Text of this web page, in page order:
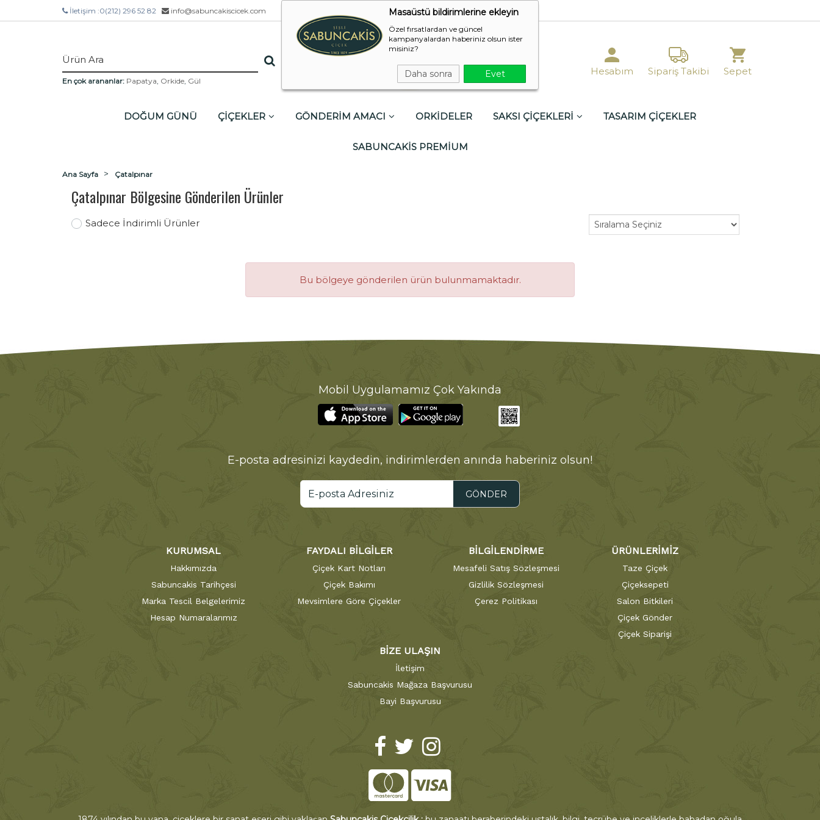
Masaüstü bildirimlerine ekleyin
Özel fırsatlardan ve güncel
kampanyalardan haberiniz olsun ister
misiniz?
Daha sonra Evet
İletişim :0(212) 296 52 82 info@sabuncakiscicek.com
En çok arananlar: Papatya, Orkide, Gül
Hesabım Sipariş Takibi Sepet
DOĞUM GÜNÜ ÇİÇEKLER GÖNDERİM AMACI ORKİDELER SAKSI ÇİÇEKLERİ TASARIM ÇİÇEKLER
SABUNCAKİS PREMİUM
Ana Sayfa Çatalpınar
Çatalpınar Bölgesine Gönderilen Ürünler
Sadece İndirimli Ürünler
Bu bölgeye gönderilen ürün bulunmamaktadır.
Mobil Uygulamamız Çok Yakında
E-posta adresinizi kaydedin, indirimlerden anında haberiniz olsun!
GÖNDER
KURUMSAL
Hakkımızda
Sabuncakis Tarihçesi
Marka Tescil Belgelerimiz
Hesap Numaralarımız
FAYDALI BİLGİLER
Çiçek Kart Notları
Çiçek Bakımı
Mevsimlere Göre Çiçekler
BİLGİLENDİRME
Mesafeli Satış Sözleşmesi
Gizlilik Sözleşmesi
Çerez Politikası
ÜRÜNLERİMİZ
Taze Çiçek
Çiçeksepeti
Salon Bitkileri
Çiçek Gönder
Çiçek Siparişi
BİZE ULAŞIN
İletişim
Sabuncakis Mağaza Başvurusu
Bayi Başvurusu